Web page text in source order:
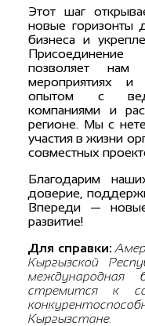
Этот шаг
новые горизонты
бизнеса и
позволяет нам
мероприятиях и
опытом с
компаниями и
регионе. Мы с
участия в жизни
совместных
Благодарим
доверие,
Впереди —
развитие!
Для справки:
Кыргызской
международная
стремится к
Кыргызстане.